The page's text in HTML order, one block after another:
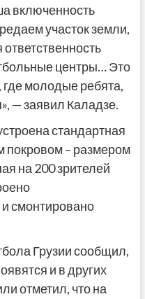
включенность
участок земли,
центры… Это
где молодые ребята,
— заявил Каладзе.
стандартная
покровом – размером
на 200 зрителей
смонтировано
Грузии сообщил,
и в других
отметил, что на